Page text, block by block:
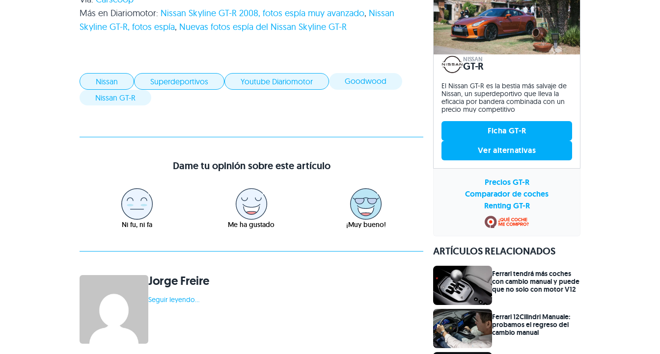
Más en Diariomotor: Nissan Skyline GT-R 2008, fotos espía muy avanzado, Nissan
Skyline GT-R, fotos espía, Nuevas fotos espía del Nissan Skyline GT-R
Nissan Superdeportivos Youtube Diariomotor
Goodwood
Nissan GT-R
Dame tu opinión sobre este artículo
Ni fu, ni fa Me ha gustado ¡Muy bueno!
Jorge Freire
Seguir leyendo...
NISSAN
GT-R
El Nissan GT-R es la bestia más salvaje de
Nissan, un superdeportivo que lleva la
eficacia por bandera combinada con un
precio muy competitivo
Ficha GT-R
Ver alternativas
Precios GT-R
Comparador de coches
Renting GT-R
ARTÍCULOS RELACIONADOS
Ferrari tendrá más coches
con cambio manual y puede
que no solo con motor V12
Ferrari 12Cilindri Manuale:
probamos el regreso del
cambio manual